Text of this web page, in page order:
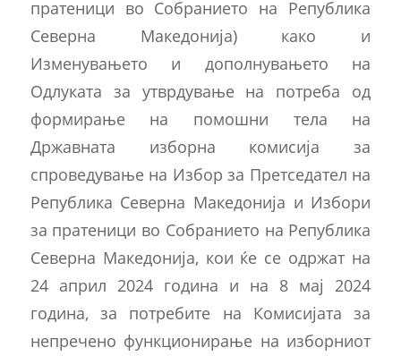
пратеници во Собранието на Република
Северна Македонија) како и
Изменувањето и дополнувањето на
Одлуката за утврдување на потреба од
формирање на помошни тела на
Државната изборна комисија за
спроведување на Избор за Претседател на
Република Северна Македонија и Избори
за пратеници во Собранието на Република
Северна Македонија, кои ќе се одржат на
24 април 2024 година и на 8 мај 2024
година, за потребите на Комисијата за
непречено функционирање на изборниот